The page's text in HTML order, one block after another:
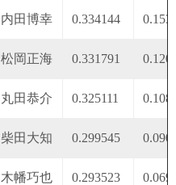
内田博幸 0.334144
松岡正海 0.331791
丸田恭介 0.325111
柴田大知 0.299545
木幡巧也 0.293523